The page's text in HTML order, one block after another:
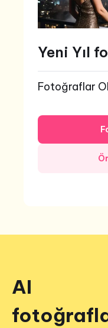
Yeni Yıl
Fotoğraflar
AI